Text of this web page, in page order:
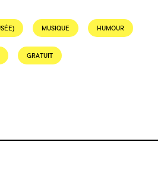
MUSIQUE HUMOUR
GRATUIT